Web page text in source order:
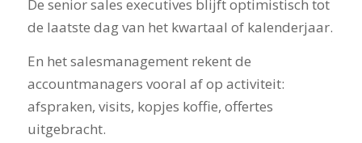
De senior sales executives blijft optimistisch tot
de laatste dag van het kwartaal of kalenderjaar.
En het salesmanagement rekent de
accountmanagers vooral af op activiteit:
afspraken, visits, kopjes koffie, offertes
uitgebracht.